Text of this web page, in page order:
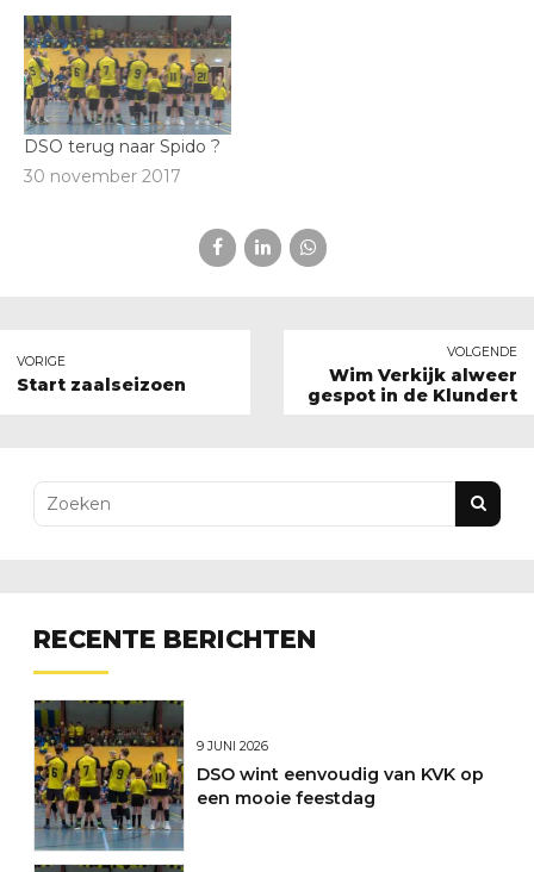
DSO terug naar Spido ?
30 november 2017
VORIGE
Start zaalseizoen
VOLGENDE
Wim Verkijk alweer
gespot in de Klundert
RECENTE BERICHTEN
9 JUNI 2026
DSO wint eenvoudig van KVK op
een mooie feestdag